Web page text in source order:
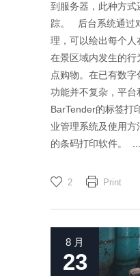
到服务器，此种方式
踪。 后台系统通过
理，可以绘出每个人
在景区域内发生的
点购物。在已有数
功能并不复杂，平
BarTender的标签打
业管理系统及使用
的条码打印软件。 ...
2 Print
8 月
23